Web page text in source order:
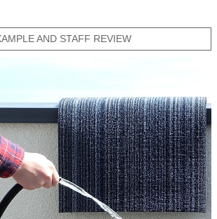
AND STAFF REVIEW